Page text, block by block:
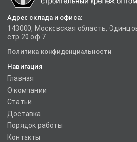
Адрес склада и офиса:
143000, Московская область,
стр.20 оф.7
Политика конфиденциальности
Навигация
Главная
О компании
Статьи
Доставка
Порядок работы
Контакты